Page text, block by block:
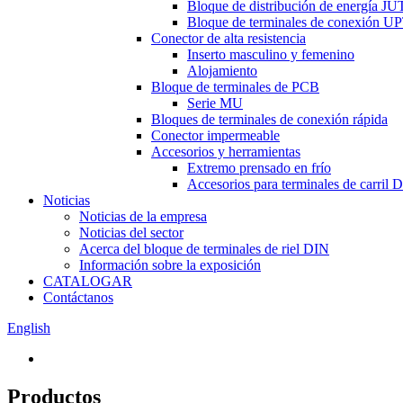
Bloque de distribución de energía
Bloque de terminales de conexión
Conector de alta resistencia
Inserto masculino y femenino
Alojamiento
Bloque de terminales de PCB
Serie MU
Bloques de terminales de conexión rápida
Conector impermeable
Accesorios y herramientas
Extremo prensado en frío
Accesorios para terminales de carril
Noticias
Noticias de la empresa
Noticias del sector
Acerca del bloque de terminales de riel DIN
Información sobre la exposición
CATALOGAR
Contáctanos
English
Productos